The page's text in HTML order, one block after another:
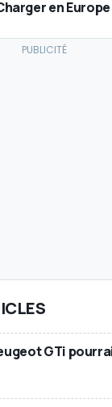
en Europe
GTi